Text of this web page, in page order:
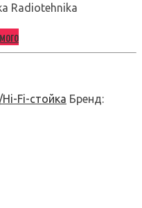
Radiotehnika
Fi-стойка Бренд: